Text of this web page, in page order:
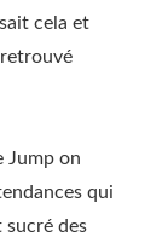
cela et
Jump on
qui
sucré des